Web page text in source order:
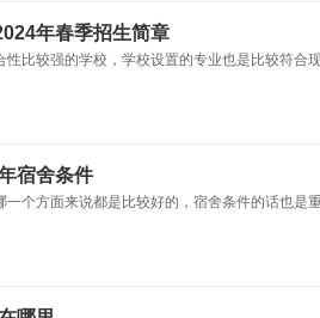
年春季招生简章
比较强的学校，学校设置的专业也是比较符
宿舍条件
个方面来说都是比较好的，宿舍条件的话也